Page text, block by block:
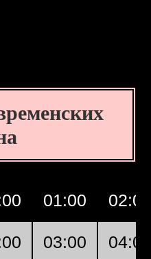
01:00
03:00